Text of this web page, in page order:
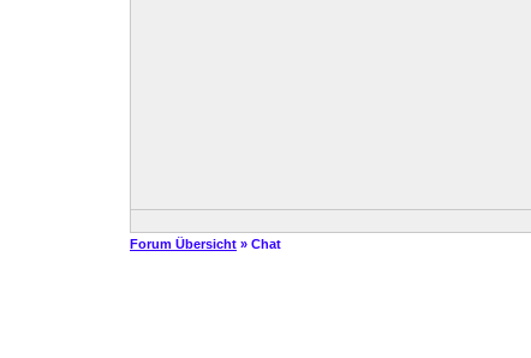
Forum Übersicht » Chat